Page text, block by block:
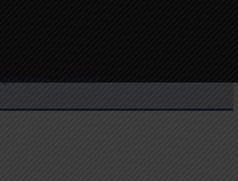
parutions Contact